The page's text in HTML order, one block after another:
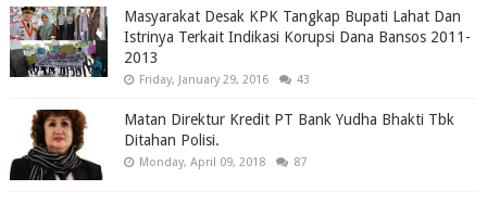
Masyarakat Desak KPK Tangkap Bupati Lahat Dan
Istrinya Terkait Indikasi Korupsi Dana Bansos 2011-
2013
Friday, January 29, 2016 43
Matan Direktur Kredit PT Bank Yudha Bhakti Tbk
Ditahan Polisi.
Monday, April 09, 2018 87